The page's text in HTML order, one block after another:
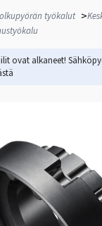
työkalut >
ovat alkaneet!